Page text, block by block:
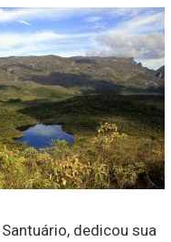
dedicou sua